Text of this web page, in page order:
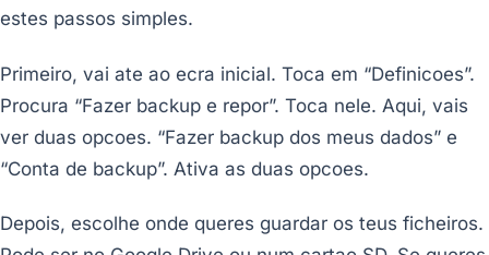
estes passos simples.
Primeiro, vai ate ao ecra inicial. Toca em “Definicoes”.
Procura “Fazer backup e repor”. Toca nele. Aqui, vais
ver duas opcoes. “Fazer backup dos meus dados” e
“Conta de backup”. Ativa as duas opcoes.
Depois, escolhe onde queres guardar os teus ficheiros.